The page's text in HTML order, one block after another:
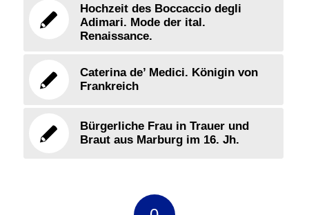
Hochzeit des Boccaccio degli
Adimari. Mode der ital.
Renaissance.
Caterina de’ Medici. Königin von
Frankreich
Bürgerliche Frau in Trauer und
Braut aus Marburg im 16. Jh.